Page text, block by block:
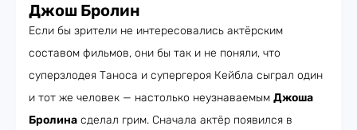
Джош Бролин
Если бы зрители не интересовались актёрским
составом фильмов, они бы так и не поняли, что
суперзлодея Таноса и супергероя Кейбла сыграл один
и тот же человек — настолько неузнаваемым Джоша
Бролина сделал грим. Сначала актёр появился в